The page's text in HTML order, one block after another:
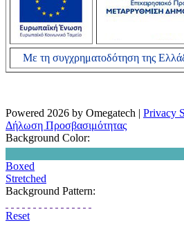
Με τη συγχρηματοδότηση της
Powered 2026 by Omegatech | Privacy
Δήλωση Προσβασιμότητας
Background Color:
Boxed
Stretched
Background Pattern:
Reset